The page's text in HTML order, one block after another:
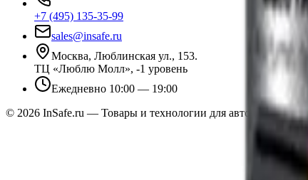
+7 (495) 135-35-99
sales@insafe.ru
Москва, Люблинская ул., 153.
ТЦ «Люблю Молл», -1 уровень
Ежедневно 10:00 — 19:00
© 2026 InSafe.ru — Товары и технологии для автобизнеса